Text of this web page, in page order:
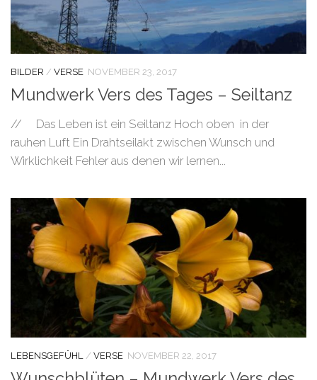
BILDER / VERSE NOVEMBER 23, 2017
Mundwerk Vers des Tages – Seiltanz
// Das Leben ist ein Seiltanz Hoch oben in der
rauhen Luft Ein Drahtseilakt zwischen Wunsch und
Wirklichkeit Fehler aus denen wir lernen...
LEBENSGEFÜHL / VERSE NOVEMBER 22, 2017